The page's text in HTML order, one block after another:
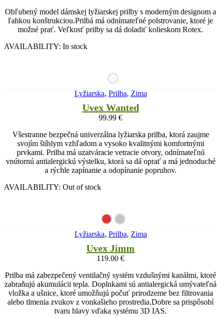
Obľubený model dámskej lyžiarskej prilby s moderným designom a
ľahkou konštrukciou.Prilbá má odnímateľné polstrovanie, ktoré je
možné prať. Veľkosť prilby sa dá doladiť kolieskom Rotex.
AVAILABILITY: In stock
Lyžiarska, Prilba, Zima
Uvex Wanted
99.99 €
Všestranne bezpečná univerzálna lyžiarska prilba, ktorá zaujme
svojím štíhlym vzhľadom a vysoko kvalitnými komfortnými
prvkami. Prilba má uzatváracie vetracie otvory, odnímateľnú
vnútornú antialergickú výstelku, ktorá sa dá oprať a má jednoduché
a rýchle zapínanie a odopínanie popruhov.
AVAILABILITY: Out of stock
Lyžiarska, Prilba, Zima
Uvex Jimm
119.00 €
Prilba má zabezpečený ventilačný systém vzdušnými kanálmi, ktoré
zabraňujú akumulácii tepla. Doplnkami sú antialergická umývateľná
vložka a ušnice, ktoré umožňujú počuť prirodzeme bez filtrovania
alebo tlmenia zvukov z vonkašieho prostredia.Dobre sa prispôsobí
tvaru hlavy vďaka systému 3D IAS.